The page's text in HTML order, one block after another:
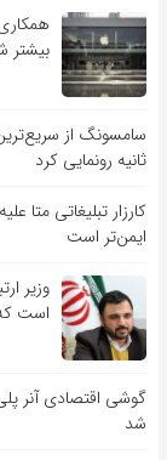
بیشتر
ثانیه رونمایی کرد
ایمن‌تر است
وزیر
است
شد